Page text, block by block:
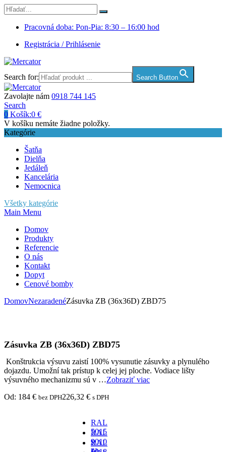
Pracovná doba: Pon-Pia: 8:30 – 16:00 hod
Registrácia / Prihlásenie
Search for: Search Button
Zavolajte nám 0918 744 145
Search
0 Košík:0 €
V košíku nemáte žiadne položky.
Kategórie
Šatňa
Dielňa
Jedáleň
Kancelária
Nemocnica
Všetky kategórie
Main Menu
Domov
Produkty
Referencie
O nás
Kontakt
Dopyt
Cenové bomby
DomovNezaradenéZásuvka ZB (36x36D) ZBD75
Zásuvka ZB (36x36D) ZBD75
Konštrukcia výsuvu zaistí 100% vysunutie zásuvky a plynulého
dojazdu. Umožní tak prístup k celej jej ploche. Vodiace lišty
výsuvného mechanizmu sú v …Zobraziť viac
Od: 184 € bez DPH226,32 € s DPH
RAL
5015
-
za
RAL
9010
RAL